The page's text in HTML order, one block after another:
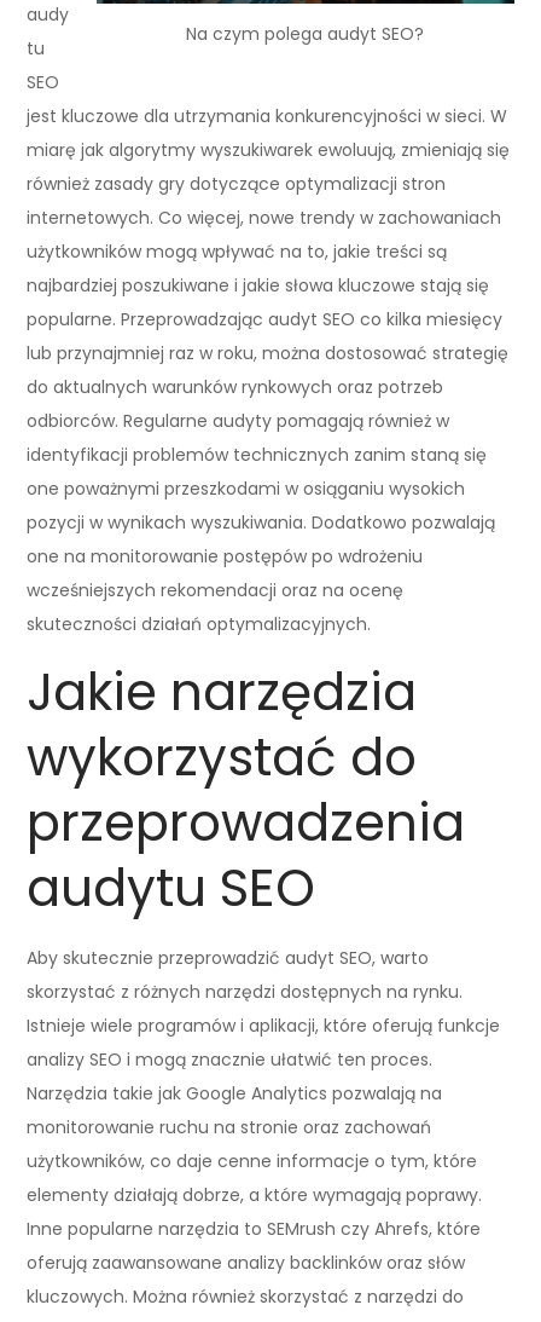
Na czym polega audyt SEO?
audy
tu
SEO
jest kluczowe dla utrzymania konkurencyjności w sieci. W
miarę jak algorytmy wyszukiwarek ewoluują, zmieniają się
również zasady gry dotyczące optymalizacji stron
internetowych. Co więcej, nowe trendy w zachowaniach
użytkowników mogą wpływać na to, jakie treści są
najbardziej poszukiwane i jakie słowa kluczowe stają się
popularne. Przeprowadzając audyt SEO co kilka miesięcy
lub przynajmniej raz w roku, można dostosować strategię
do aktualnych warunków rynkowych oraz potrzeb
odbiorców. Regularne audyty pomagają również w
identyfikacji problemów technicznych zanim staną się
one poważnymi przeszkodami w osiąganiu wysokich
pozycji w wynikach wyszukiwania. Dodatkowo pozwalają
one na monitorowanie postępów po wdrożeniu
wcześniejszych rekomendacji oraz na ocenę
skuteczności działań optymalizacyjnych.
Jakie narzędzia
wykorzystać do
przeprowadzenia
audytu SEO
Aby skutecznie przeprowadzić audyt SEO, warto
skorzystać z różnych narzędzi dostępnych na rynku.
Istnieje wiele programów i aplikacji, które oferują funkcje
analizy SEO i mogą znacznie ułatwić ten proces.
Narzędzia takie jak Google Analytics pozwalają na
monitorowanie ruchu na stronie oraz zachowań
użytkowników, co daje cenne informacje o tym, które
elementy działają dobrze, a które wymagają poprawy.
Inne popularne narzędzia to SEMrush czy Ahrefs, które
oferują zaawansowane analizy backlinków oraz słów
kluczowych. Można również skorzystać z narzędzi do